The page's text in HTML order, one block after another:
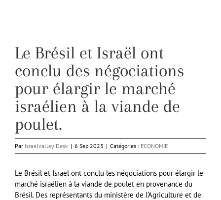
Le Brésil et Israël ont
conclu des négociations
pour élargir le marché
israélien à la viande de
poulet.
Par Israelvalley Desk | 6 Sep 2023 | Catégories : ECONOMIE
Le Brésil et Israël ont conclu les négociations pour élargir le
marché israélien à la viande de poulet en provenance du
Brésil. Des représentants du ministère de l’Agriculture et de